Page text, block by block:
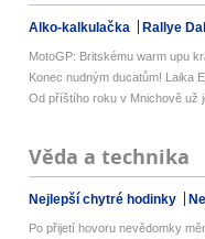
Alko-kalkulačka Rallye
MotoGP: Britskému warm upu
Konec nudným ducatům! Laika
Od příštího roku v Mnichově už
Věda a technika
Nejlepší chytré hodinky
Po přijetí hovoru nevědomky